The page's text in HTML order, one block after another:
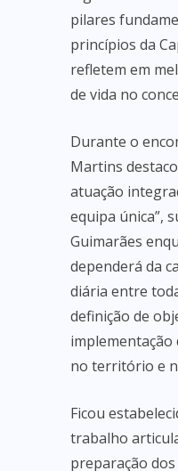
pilares
princípios da
refletem em
de vida no
Durante o
Martins
atuação
equipa única”,
Guimarães
dependerá da
diária entre
definição de
implementação
no território e
Ficou
trabalho
preparação